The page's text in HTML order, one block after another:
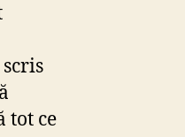
tot ce